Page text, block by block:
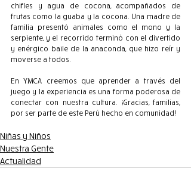
chifles y agua de cocona, acompañados de
frutas como la guaba y la cocona. Una madre de
familia presentó animales como el mono y la
serpiente, y el recorrido terminó con el divertido
y enérgico baile de la anaconda, que hizo reír y
moverse a todos.
En YMCA creemos que aprender a través del
juego y la experiencia es una forma poderosa de
conectar con nuestra cultura. ¡Gracias, familias,
por ser parte de este Perú hecho en comunidad!
Niñas y Niños
Nuestra Gente
Actualidad